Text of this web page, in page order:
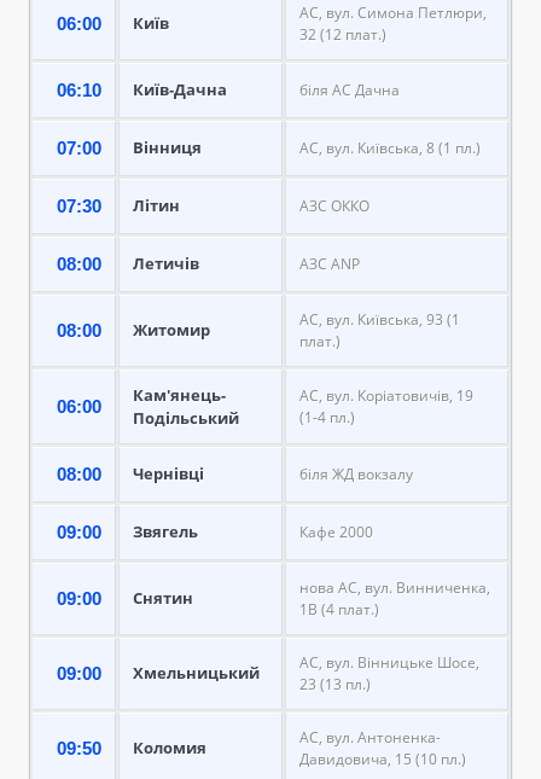
06:00 Київ
АС, вул. Симона Петлюри,
32 (12 плат.)
06:10 Київ-Дачна біля АС Дачна
07:00 Вінниця АС, вул. Київська, 8 (1 пл.)
07:30 Літин АЗС ОККО
08:00 Летичів АЗС ANP
08:00 Житомир
АС, вул. Київська, 93 (1
плат.)
06:00
Кам'янець-
Подільський
АС, вул. Коріатовичів, 19
(1-4 пл.)
08:00 Чернівці біля ЖД вокзалу
09:00 Звягель Кафе 2000
09:00 Снятин
нова АС, вул. Винниченка,
1В (4 плат.)
09:00 Хмельницький
АС, вул. Вінницьке Шосе,
23 (13 пл.)
09:50 Коломия
АС, вул. Антоненка-
Давидовича, 15 (10 пл.)